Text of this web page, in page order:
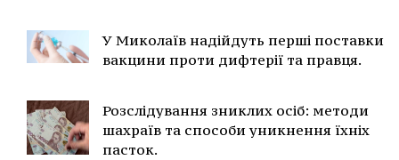
У Миколаїв надійдуть перші поставки
вакцини проти дифтерії та правця.
Розслідування зниклих осіб: методи
шахраїв та способи уникнення їхніх
пасток.